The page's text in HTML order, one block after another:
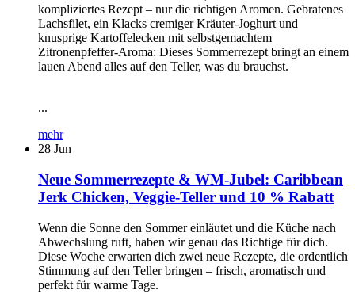
kompliziertes Rezept – nur die richtigen Aromen. Gebratenes
Lachsfilet, ein Klacks cremiger Kräuter-Joghurt und
knusprige Kartoffelecken mit selbstgemachtem
Zitronenpfeffer-Aroma: Dieses Sommerrezept bringt an einem
lauen Abend alles auf den Teller, was du brauchst.
...
mehr
28 Jun
Neue Sommerrezepte & WM-Jubel: Caribbean
Jerk Chicken, Veggie-Teller und 10 % Rabatt
Wenn die Sonne den Sommer einläutet und die Küche nach
Abwechslung ruft, haben wir genau das Richtige für dich.
Diese Woche erwarten dich zwei neue Rezepte, die ordentlich
Stimmung auf den Teller bringen – frisch, aromatisch und
perfekt für warme Tage.